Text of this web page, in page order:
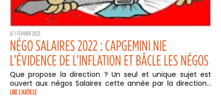
LE 1 FÉVRIER 2023
NÉGO SALAIRES 2022 : CAPGEMINI NIE
L’ÉVIDENCE DE L’INFLATION ET BÂCLE LES NÉGOS
Que propose la direction ? Un seul et unique sujet est
ouvert aux négos Salaires cette année par la direction...
LIRE L'ARTICLE